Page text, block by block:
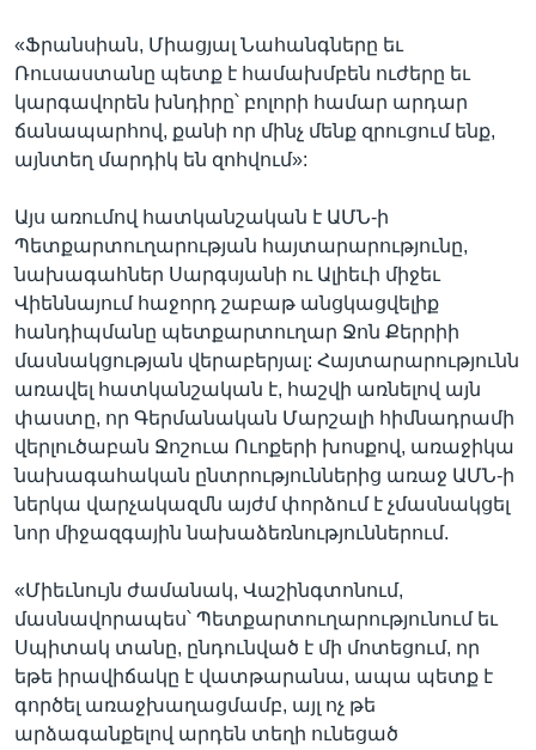
«Ֆրանսիան, Միացյալ Նահանգները եւ
Ռուսաստանը պետք է համախմբեն ուժերը եւ
կարգավորեն խնդիրը՝ բոլորի համար արդար
ճանապարհով, քանի որ մինչ մենք զրուցում ենք,
այնտեղ մարդիկ են զոհվում»:
Այս առումով հատկանշական է ԱՄՆ-ի
Պետքարտուղարության հայտարարությունը,
նախագահներ Սարգսյանի ու Ալիեւի միջեւ
Վիեննայում հաջորդ շաբաթ անցկացվելիք
հանդիպմանը պետքարտուղար Ջոն Քերրիի
մասնակցության վերաբերյալ: Հայտարարությունն
առավել հատկանշական է, հաշվի առնելով այն
փաստը, որ Գերմանական Մարշալի հիմնադրամի
վերլուծաբան Ջոշուա Ուոքերի խոսքով, առաջիկա
նախագահական ընտրություններից առաջ ԱՄՆ-ի
ներկա վարչակազմն այժմ փորձում է չմասնակցել
նոր միջազգային նախաձեռնություններում.
«Միեւնույն ժամանակ, Վաշինգտոնում,
մասնավորապես՝ Պետքարտուղարությունում եւ
Սպիտակ տանը, ընդունված է մի մոտեցում, որ
եթե իրավիճակը է վատթարանա, ապա պետք է
գործել առաջխաղացմամբ, այլ ոչ թե
արձագանքելով արդեն տեղի ունեցած